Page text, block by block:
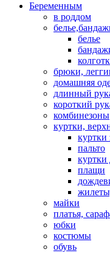
Беременным
в роддом
белье
брюки,
домашняя
длинный
короткий
комбинезоны
куртки,
куртки
пальто
куртки
плащи
майки
платья,
юбки
костюмы
обувь